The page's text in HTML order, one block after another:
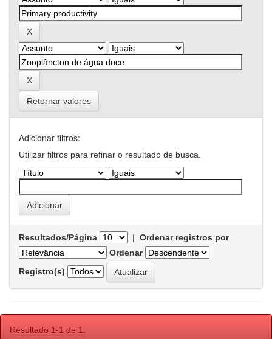
Retornar valores
Adicionar filtros:
Utilizar filtros para refinar o resultado de busca.
Resultados/Página | Ordenar registros por
Ordenar
Registro(s)
Resultado 1-1 de 1.